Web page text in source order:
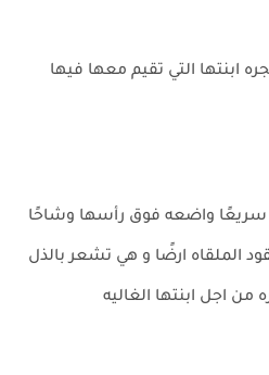
ابنتها التي تقيم معها فيها
سريعًا واضعه فوق رأسها وشاحًا
الملقاه ارضًا و هي تشعر بالذل
من اجل ابنتها الغاليه